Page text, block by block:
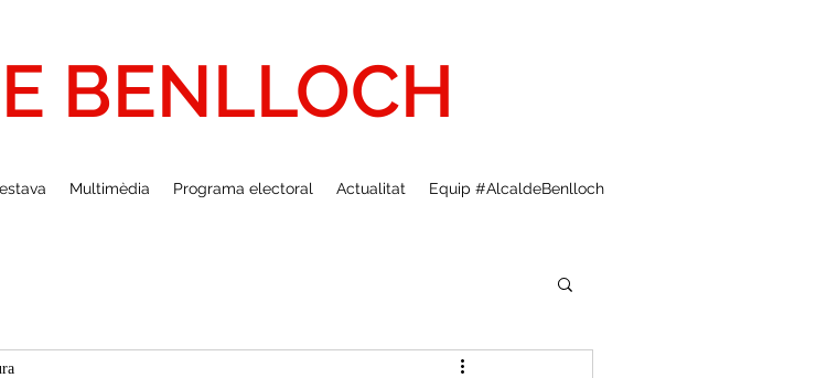
BENLLOCH
Multimèdia Programa electoral Actualitat Equip #AlcaldeBenlloch